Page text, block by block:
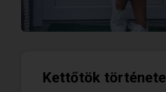
Kettőtök története